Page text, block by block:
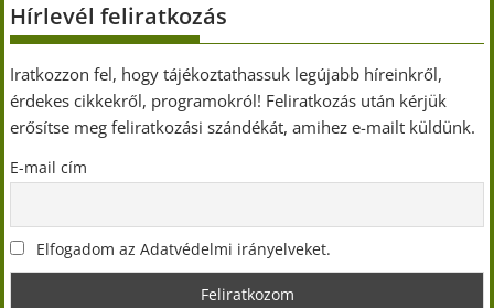
Hírlevél feliratkozás
Iratkozzon fel, hogy tájékoztathassuk legújabb híreinkről,
érdekes cikkekről, programokról! Feliratkozás után kérjük
erősítse meg feliratkozási szándékát, amihez e-mailt küldünk.
E-mail cím
Elfogadom az Adatvédelmi irányelveket.